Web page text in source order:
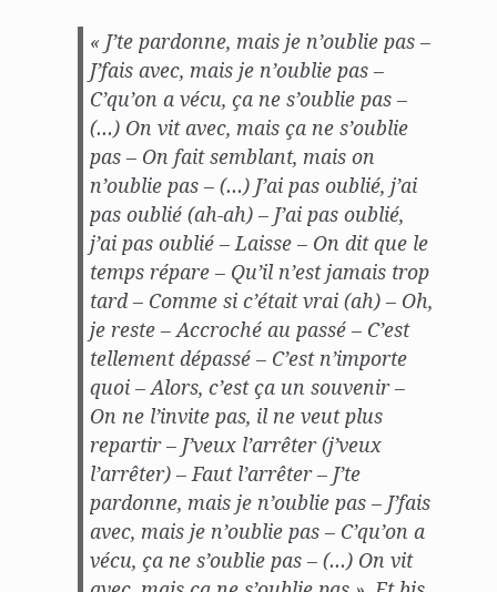
« J’te pardonne, mais je n’oublie pas –
J’fais avec, mais je n’oublie pas –
C’qu’on a vécu, ça ne s’oublie pas –
(…) On vit avec, mais ça ne s’oublie
pas – On fait semblant, mais on
n’oublie pas – (…) J’ai pas oublié, j’ai
pas oublié (ah-ah) – J’ai pas oublié,
j’ai pas oublié – Laisse – On dit que le
temps répare – Qu’il n’est jamais trop
tard – Comme si c’était vrai (ah) – Oh,
je reste – Accroché au passé – C’est
tellement dépassé – C’est n’importe
quoi – Alors, c’est ça un souvenir –
On ne l’invite pas, il ne veut plus
repartir – J’veux l’arrêter (j’veux
l’arrêter) – Faut l’arrêter – J’te
pardonne, mais je n’oublie pas – J’fais
avec, mais je n’oublie pas – C’qu’on a
vécu, ça ne s’oublie pas – (…) On vit